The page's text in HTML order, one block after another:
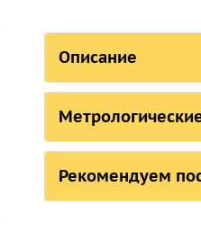
Рекомендуем
Описание
Штатив-стойка с
Стойка: чугунное
Совмести со
- ВЗ-246
Масса штатива без
Производитель